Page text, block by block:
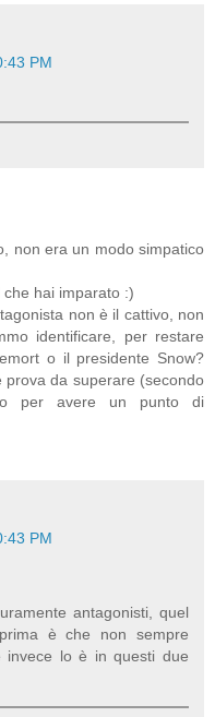
PM
non era un modo simpatico
hai imparato :)
non è il cattivo, non
identificare, per restare
o il presidente Snow?
da superare (secondo
per avere un punto di
PM
antagonisti, quel
è che non sempre
invece lo è in questi due